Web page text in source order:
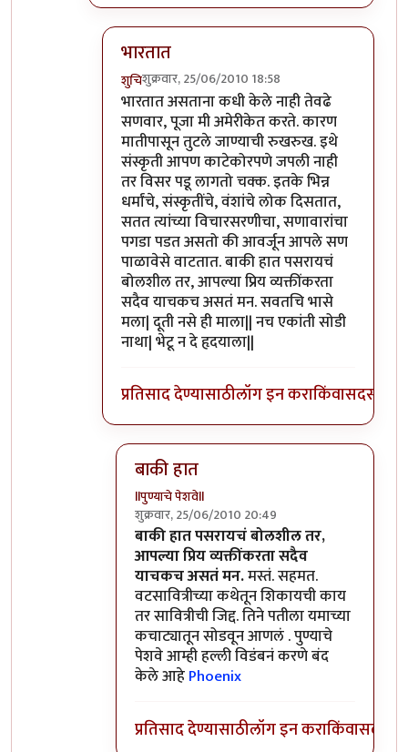
भारतात
शुचिशुक्रवार, 25/06/2010 18:58
In reply to>>by३_१४ विक्षिप्त अदिती
भारतात असताना कधी केले नाही तेवढे
सणवार, पूजा मी अमेरीकेत करते. कारण
मातीपासून तुटले जाण्याची रुखरुख. इथे
संस्कृती आपण काटेकोरपणे जपली नाही
तर विसर पडू लागतो चक्क. इतके भिन्न
धर्मांचे, संस्कृतींचे, वंशांचे लोक दिसतात,
सतत त्यांच्या विचारसरणीचा, सणावारांचा
पगडा पडत असतो की आवर्जून आपले सण
पाळावेसे वाटतात. बाकी हात पसरायचं
बोलशील तर, आपल्या प्रिय व्यक्तींकरता
सदैव याचकच असतं मन. सवतचि भासे
मला| दूती नसे ही माला|| नच एकांती सोडी
नाथा| भेटू न दे हृदयाला||
प्रतिसाद देण्यासाठीलॉग इन कराकिंवासदस्य व्हा
बाकी हात
llपुण्याचे पेशवेll
शुक्रवार, 25/06/2010 20:49
In reply toभारतातbyशुचि
बाकी हात पसरायचं बोलशील तर,
आपल्या प्रिय व्यक्तींकरता सदैव
याचकच असतं मन.मस्तं. सहमत.
वटसावित्रीच्या कथेतून शिकायची काय
तर सावित्रीची जिद्द. तिने पतीला यमाच्या
कचाट्यातून सोडवून आणलं . पुण्याचे
पेशवे आम्ही हल्ली विडंबनं करणे बंद
केले आहेPhoenix
प्रतिसाद देण्यासाठीलॉग इन कराकिंवासदस्य